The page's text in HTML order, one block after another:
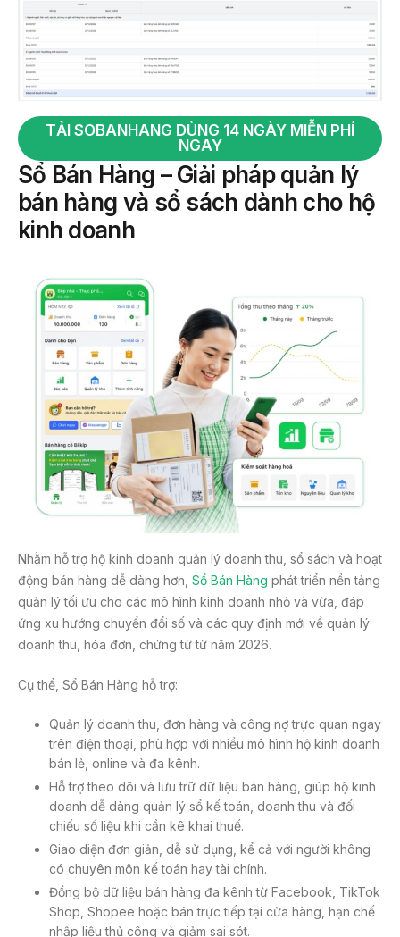
TẢI SOBANHANG DÙNG 14 NGÀY MIỄN PHÍ
NGAY
Sổ Bán Hàng – Giải pháp quản lý
bán hàng và sổ sách dành cho hộ
kinh doanh
Nhằm hỗ trợ hộ kinh doanh quản lý doanh thu, sổ sách và hoạt
động bán hàng dễ dàng hơn, Sổ Bán Hàng phát triển nền tảng
quản lý tối ưu cho các mô hình kinh doanh nhỏ và vừa, đáp
ứng xu hướng chuyển đổi số và các quy định mới về quản lý
doanh thu, hóa đơn, chứng từ từ năm 2026.
Cụ thể, Sổ Bán Hàng hỗ trợ:
Quản lý doanh thu, đơn hàng và công nợ trực quan ngay
trên điện thoại, phù hợp với nhiều mô hình hộ kinh doanh
bán lẻ, online và đa kênh.
Hỗ trợ theo dõi và lưu trữ dữ liệu bán hàng, giúp hộ kinh
doanh dễ dàng quản lý sổ kế toán, doanh thu và đối
chiếu số liệu khi cần kê khai thuế.
Giao diện đơn giản, dễ sử dụng, kể cả với người không
có chuyên môn kế toán hay tài chính.
Đồng bộ dữ liệu bán hàng đa kênh từ Facebook, TikTok
Shop, Shopee hoặc bán trực tiếp tại cửa hàng, hạn chế
nhập liệu thủ công và giảm sai sót.